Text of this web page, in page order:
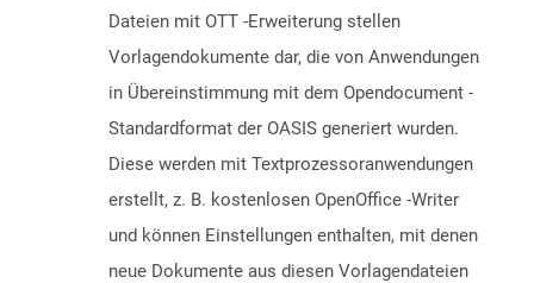
Dateien mit OTT -Erweiterung stellen
Vorlagendokumente dar, die von Anwendungen
in Übereinstimmung mit dem Opendocument -
Standardformat der OASIS generiert wurden.
Diese werden mit Textprozessoranwendungen
erstellt, z. B. kostenlosen OpenOffice -Writer
und können Einstellungen enthalten, mit denen
neue Dokumente aus diesen Vorlagendateien